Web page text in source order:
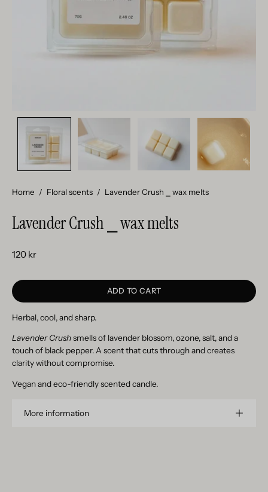
Home / Floral scents / Lavender Crush ⎯ wax melts
Lavender Crush ⎯ wax melts
120 kr
ADD TO CART
Herbal, cool, and sharp.
Lavender Crushsmells of lavender blossom, ozone, salt, and a
touch of black pepper. A scent that cuts through and creates
clarity without compromise.
Vegan and eco-friendly scented candle.
More information